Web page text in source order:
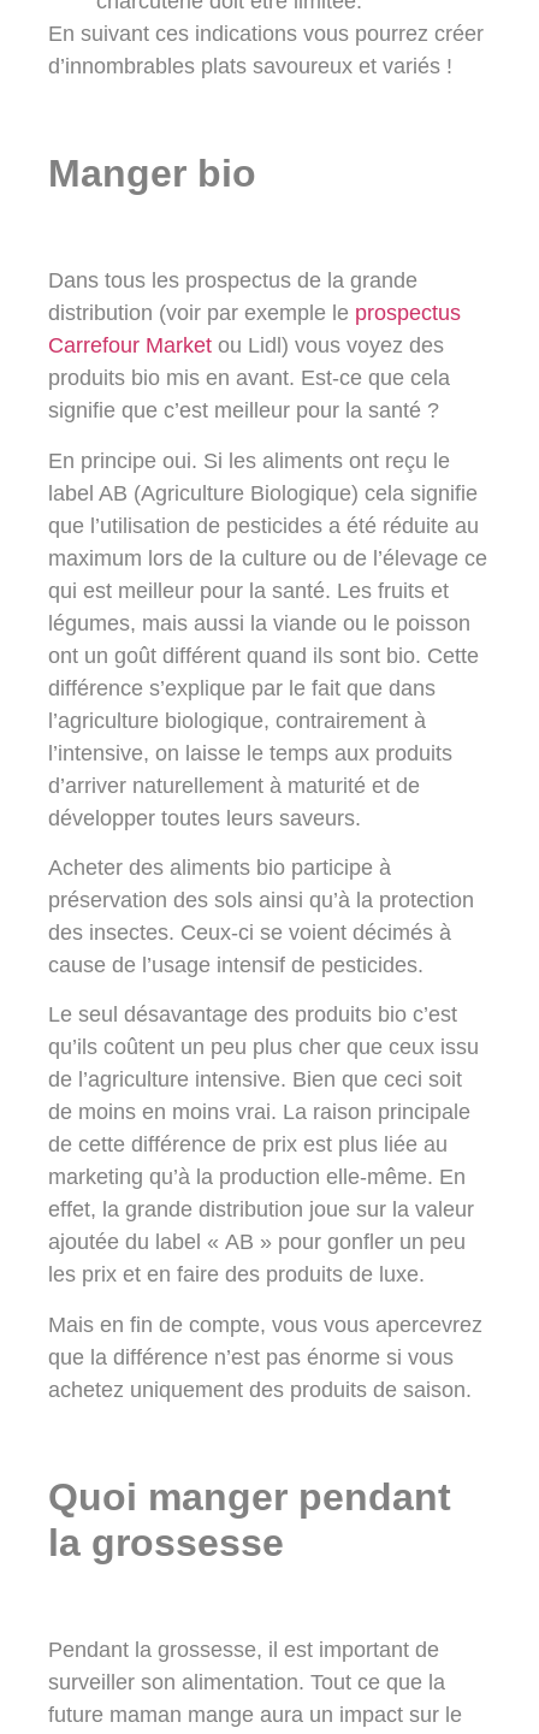
En suivant ces indications vous pourrez créer
d’innombrables plats savoureux et variés !
Manger bio
Dans tous les prospectus de la grande
distribution (voir par exemple le prospectus
Carrefour Market ou Lidl ) vous voyez des
produits bio mis en avant. Est-ce que cela
signifie que c’est meilleur pour la santé ?
En principe oui. Si les aliments ont reçu le
label AB (Agriculture Biologique) cela signifie
que l’utilisation de pesticides a été réduite au
maximum lors de la culture ou de l’élevage ce
qui est meilleur pour la santé. Les fruits et
légumes, mais aussi la viande ou le poisson
ont un goût différent quand ils sont bio. Cette
différence s’explique par le fait que dans
l’agriculture biologique, contrairement à
l’intensive, on laisse le temps aux produits
d’arriver naturellement à maturité et de
développer toutes leurs saveurs.
Acheter des aliments bio participe à
préservation des sols ainsi qu’à la protection
des insectes. Ceux-ci se voient décimés à
cause de l’usage intensif de pesticides.
Le seul désavantage des produits bio c’est
qu’ils coûtent un peu plus cher que ceux issu
de l’agriculture intensive. Bien que ceci soit
de moins en moins vrai. La raison principale
de cette différence de prix est plus liée au
marketing qu’à la production elle-même. En
effet, la grande distribution joue sur la valeur
ajoutée du label « AB » pour gonfler un peu
les prix et en faire des produits de luxe.
Mais en fin de compte, vous vous apercevrez
que la différence n’est pas énorme si vous
achetez uniquement des produits de saison.
Quoi manger pendant
la grossesse
Pendant la grossesse, il est important de
surveiller son alimentation. Tout ce que la
future maman mange aura un impact sur le